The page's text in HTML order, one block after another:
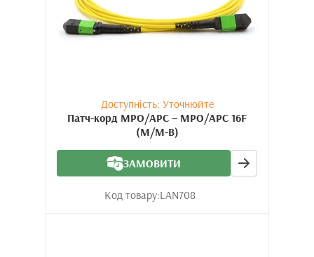
Доступність: Уточнюйте
Патч-корд MPO/APC – MPO/APC 16F
(M/M-B)
ЗАМОВИТИ
Код товару:LAN708